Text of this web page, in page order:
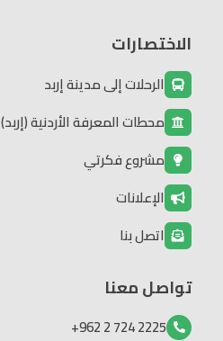
الاختصارات
الرحلات إلى مدينة إربد
محطات المعرفة الأردنية (إربد)
مشروع فكرتي
الإعلانات
اتصل بنا
تواصل معنا
2225 724 2 962+